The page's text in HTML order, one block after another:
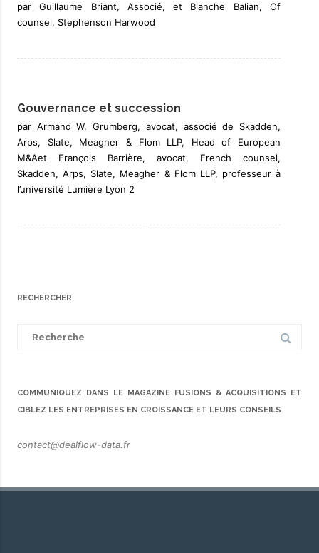
par Guillaume Briant, Associé, et Blanche Balian, Of
counsel, Stephenson Harwood
Gouvernance et succession
par Armand W. Grumberg, avocat, associé de Skadden,
Arps, Slate, Meagher & Flom LLP, Head of European
M&Aet François Barrière, avocat, French counsel,
Skadden, Arps, Slate, Meagher & Flom LLP, professeur à
l’université Lumière Lyon 2
RECHERCHER
COMMUNIQUEZ DANS LE MAGAZINE FUSIONS & ACQUISITIONS ET
CIBLEZ LES ENTREPRISES EN CROISSANCE ET LEURS CONSEILS
contact@dealflow-data.fr